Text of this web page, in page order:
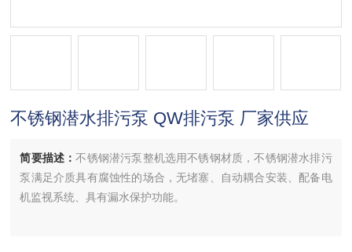
不锈钢潜水排污泵 QW排污泵 厂家供应
简要描述：不锈钢潜污泵整机选用不锈钢材质，不锈钢潜水排污
泵满足介质具有腐蚀性的场合，无堵塞、自动耦合安装、配备电
机监视系统、具有漏水保护功能。